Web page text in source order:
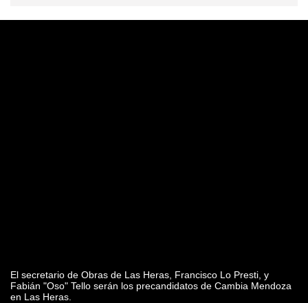
El secretario de Obras de Las Heras, Francisco Lo Presti, y
Fabián "Oso" Tello serán los precandidatos de Cambia Mendoza
en Las Heras.